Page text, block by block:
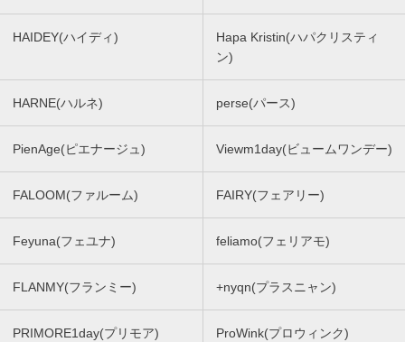
HAIDEY(ハイディ)
Hapa Kristin(ハパクリスティ
ン)
HARNE(ハルネ) perse(パース)
PienAge(ピエナージュ) Viewm1day(ビュームワンデー)
FALOOM(ファルーム) FAIRY(フェアリー)
Feyuna(フェユナ) feliamo(フェリアモ)
FLANMY(フランミー) +nyqn(プラスニャン)
PRIMORE1day(プリモア) ProWink(プロウィンク)